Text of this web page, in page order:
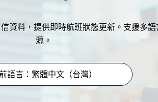
料，提供即時航班狀態更新。支援多語
源。
語言：繁體中文（台灣）